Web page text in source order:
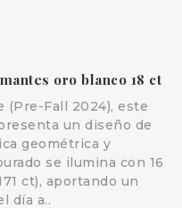
oro blanco 18 ct
(Pre-Fall 2024), este
un diseño de
geométrica y
se ilumina con 16
ct), aportando un
día a..